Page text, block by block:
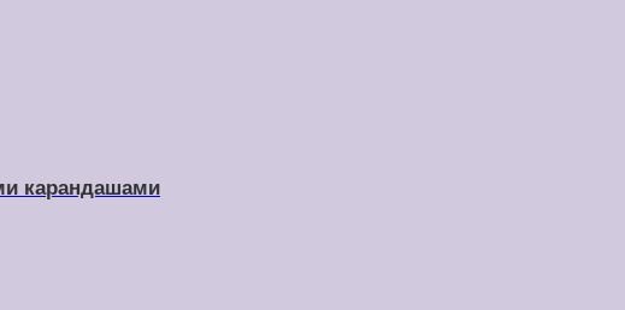
карандашами